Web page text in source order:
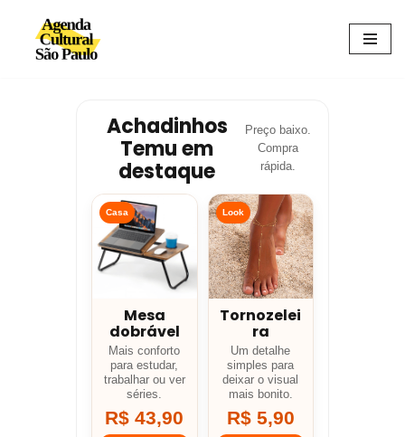
Avançar
Achadinhos
Temu em
destaque
Preço baixo.
Compra
rápida.
Casa
Mesa
dobrável
Mais conforto
para estudar,
trabalhar ou ver
séries.
R$ 43,90
Look
Tornozelei
ra
Um detalhe
simples para
deixar o visual
mais bonito.
R$ 5,90